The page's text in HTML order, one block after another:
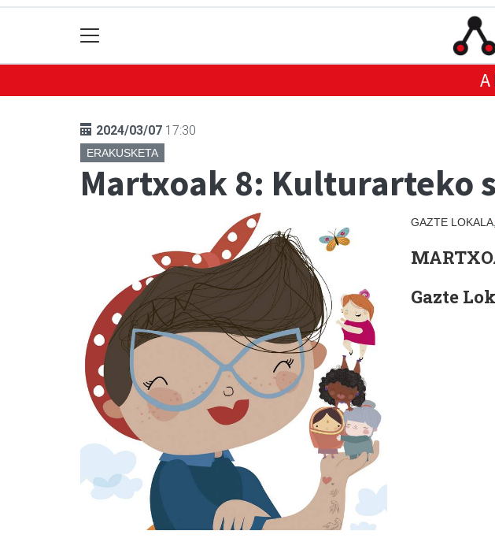
2024/03/07 17:30
ERAKUSKETA
Martxoak 8: Kulturarteko
GAZTE LOKALA,
Gazte